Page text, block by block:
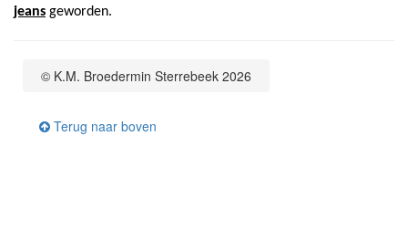
jeans geworden.
© K.M. Broedermin Sterrebeek 2026
Terug naar boven